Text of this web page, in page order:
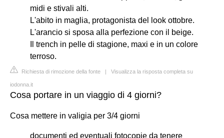
midi e stivali alti.
L'abito in maglia, protagonista del look ottobre.
L'arancio si sposa alla perfezione con il beige.
Il trench in pelle di stagione, maxi e in un colore
terroso.
Richiesta di rimozione della fonte | Visualizza la risposta completa su
iodonna.it
Cosa portare in un viaggio di 4 giorni?
Cosa mettere in valigia per 3/4 giorni
documenti ed eventuali fotocopie da tenere